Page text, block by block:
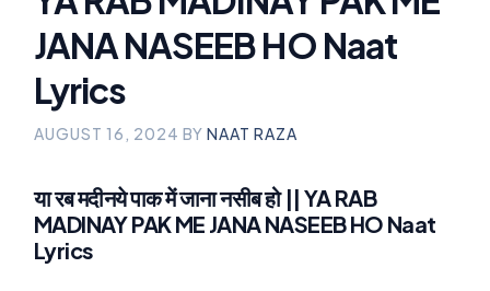
JANA NASEEB HO Naat
Lyrics
AUGUST 16, 2024 BY NAAT RAZA
या रब मदीनये पाक में जाना नसीब हो || YA RAB
MADINAY PAK ME JANA NASEEB HO Naat
Lyrics